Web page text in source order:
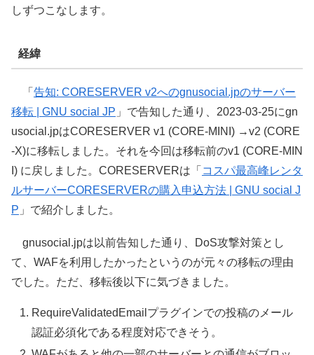
しずつこなします。
経緯
「 告知: CORESERVER v2へのgnusocial.jpのサーバー
移転 | GNU social JP 」で告知した通り、2023-03-25にgn
usocial.jpはCORESERVER v1 (CORE-MINI) →v2 (CORE
-X)に移転しました。それを今回は移転前のv1 (CORE-MIN
I) に戻しました。CORESERVERは「 コスパ最高峰レンタ
ルサーバーCORESERVERの購入申込方法 | GNU social J
P 」で紹介しました。
gnusocial.jpは以前告知した通り、DoS攻撃対策とし
て、WAFを利用したかったというのが元々の移転の理由
でした。ただ、移転後以下に気づきました。
RequireValidatedEmailプラグインでの投稿のメール
認証必須化である程度対応できそう。